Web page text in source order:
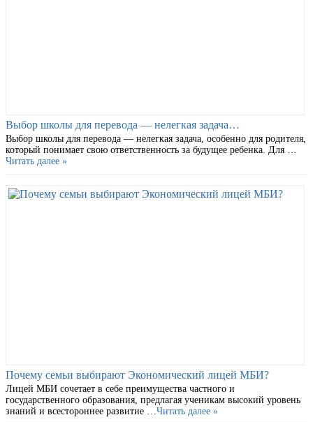
Выбор школы для перевода — нелегкая задача…
Выбор школы для перевода — нелегкая задача, особенно для родителя,
который понимает свою ответственность за будущее ребенка. Для …
Читать далее »
Почему семьи выбирают Экономический лицей МБИ?
Лицей МБИ сочетает в себе преимущества частного и
государственного образования, предлагая ученикам высокий уровень
знаний и всестороннее развитие … Читать далее »